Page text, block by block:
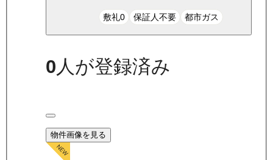
敷礼0 保証人不要 都市ガス
0 人が登録済み
物件画像を見る